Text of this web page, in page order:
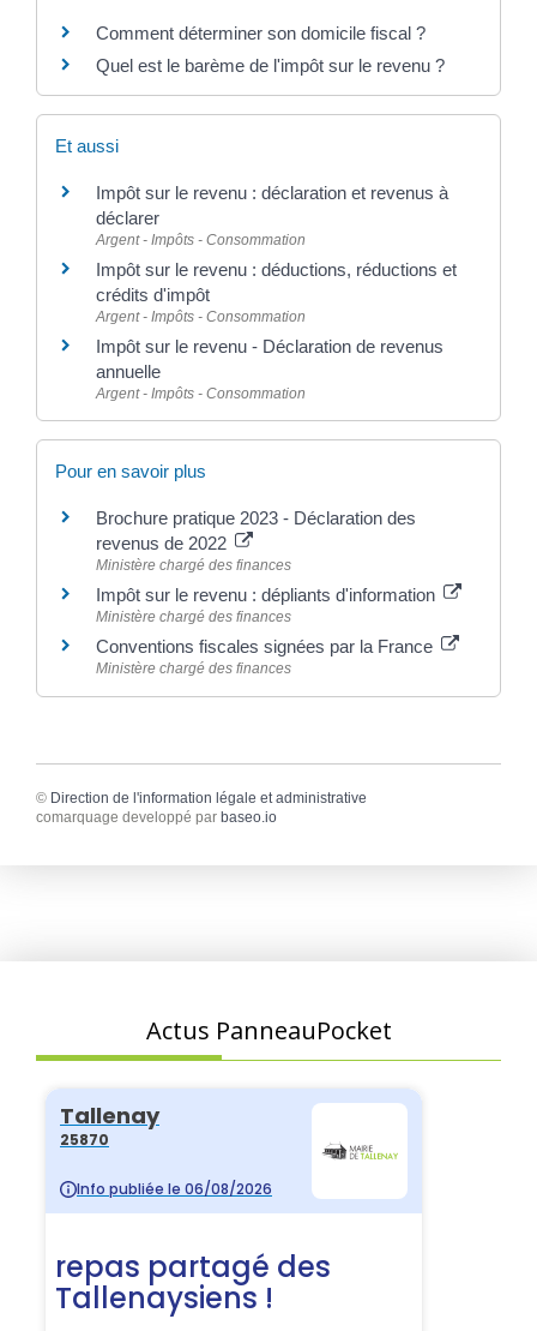
Comment déterminer son domicile fiscal ?
Quel est le barème de l'impôt sur le revenu ?
Et aussi
Impôt sur le revenu : déclaration et revenus à
déclarer
Argent - Impôts - Consommation
Impôt sur le revenu : déductions, réductions et
crédits d'impôt
Argent - Impôts - Consommation
Impôt sur le revenu - Déclaration de revenus
annuelle
Argent - Impôts - Consommation
Pour en savoir plus
Brochure pratique 2023 - Déclaration des
revenus de 2022
Ministère chargé des finances
Impôt sur le revenu : dépliants d'information
Ministère chargé des finances
Conventions fiscales signées par la France
Ministère chargé des finances
© Direction de l'information légale et administrative
comarquage developpé par baseo.io
Actus PanneauPocket